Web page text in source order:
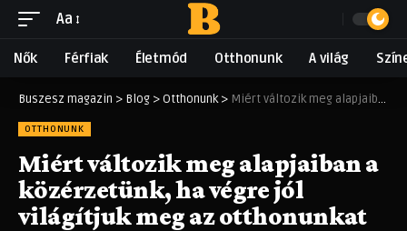
Aa
Nők Férfiak Életmód Otthonunk A világ
Buszesz magazin > Blog >Otthonunk> Miért változik meg alapjaiban a közérzetünk, ha végre jól világítjuk meg az otthonunkat
OTTHONUNK
Miért változik meg alapjaiban a
közérzetünk, ha végre jól
világítjuk meg az otthonunkat